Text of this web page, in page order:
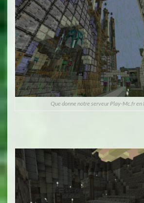
Que donne notre serveur Play-Mc.fr en